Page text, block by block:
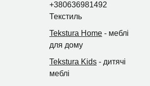
+380636981492
Текстиль
Tekstura Home - меблі
для дому
Tekstura Kids - дитячі
меблі